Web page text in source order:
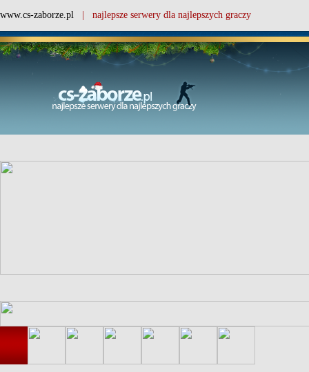
www.cs-zaborze.pl | najlepsze serwery dla najlepszych graczy